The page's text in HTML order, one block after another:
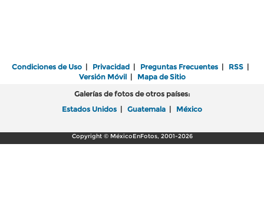
Condiciones de Uso | Privacidad | Preguntas Frecuentes | RSS |
Versión Móvil| Mapa de Sitio
Galerías de fotos de otros países:
Estados Unidos | Guatemala | México
Copyright © MéxicoEnFotos, 2001-2026